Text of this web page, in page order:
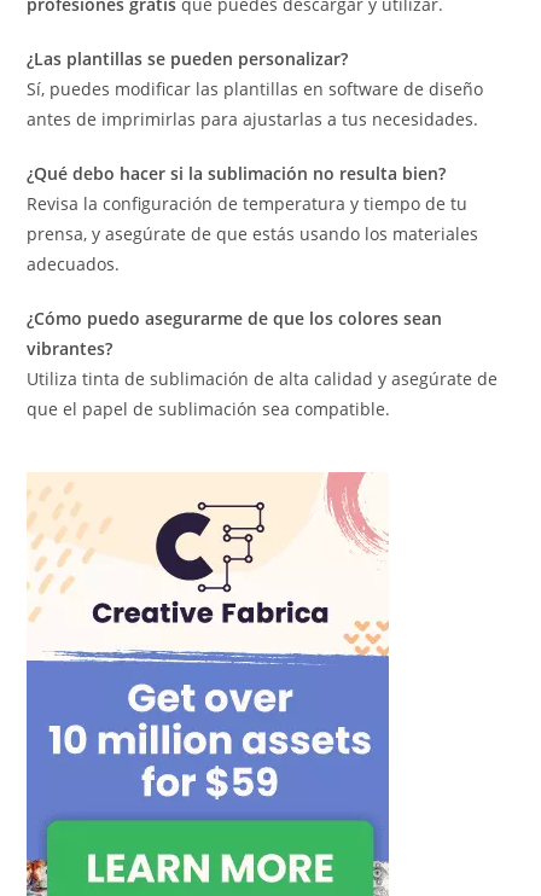
¿Las plantillas se pueden personalizar?
Sí, puedes modificar las plantillas en software de diseño
antes de imprimirlas para ajustarlas a tus necesidades.
¿Qué debo hacer si la sublimación no resulta bien?
Revisa la configuración de temperatura y tiempo de tu
prensa, y asegúrate de que estás usando los materiales
adecuados.
¿Cómo puedo asegurarme de que los colores sean
vibrantes?
Utiliza tinta de sublimación de alta calidad y asegúrate de
que el papel de sublimación sea compatible.